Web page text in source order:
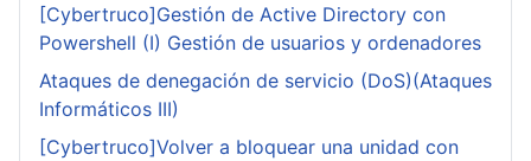
[Cybertruco]Gestión de Active Directory con
Powershell (I) Gestión de usuarios y ordenadores
Ataques de denegación de servicio (DoS)(Ataques
Informáticos III)
[Cybertruco]Volver a bloquear una unidad con